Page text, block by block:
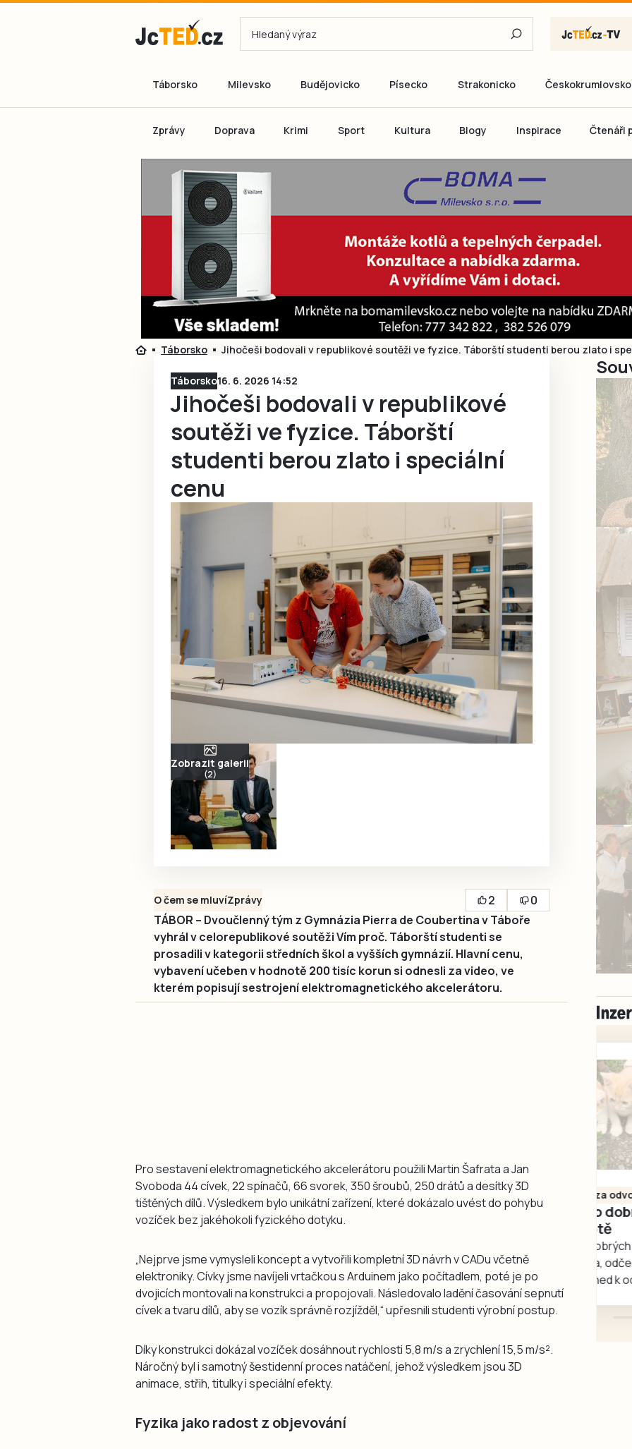
Ještě nemám
Táborsko Milevsko Budějovicko Písecko Strakonicko Českokrumlovsko
Zprávy Doprava Krimi Sport Kultura Blogy Inspirace Čtenáři
Táborsko Jihočeši bodovali v republikové soutěži ve fyzice. Táborští studenti berou zlato i
Táborsko16. 6. 2026 14:52
Jihočeši bodovali v republikové
soutěži ve fyzice. Táborští
studenti berou zlato i speciální
cenu
Zobrazit galerii
(2)
O čem se mluvíZprávy 2
0
TÁBOR – Dvoučlenný tým z Gymnázia Pierra de Coubertina v Táboře
vyhrál v celorepublikové soutěži Vím proč. Táborští studenti se
prosadili v kategorii středních škol a vyšších gymnázií. Hlavní cenu,
vybavení učeben v hodnotě 200 tisíc korun si odnesli za video, ve
kterém popisují sestrojení elektromagnetického akcelerátoru.
Pro sestavení elektromagnetického akcelerátoru použili Martin Šafrata a Jan
Svoboda 44 cívek, 22 spínačů, 66 svorek, 350 šroubů, 250 drátů a desítky 3D
tištěných dílů. Výsledkem bylo unikátní zařízení, které dokázalo uvést do pohybu
vozíček bez jakéhokoli fyzického dotyku.
„Nejprve jsme vymysleli koncept a vytvořili kompletní 3D návrh v CADu včetně
elektroniky. Cívky jsme navíjeli vrtačkou s Arduinem jako počítadlem, poté je po
dvojicích montovali na konstrukci a propojovali. Následovalo ladění časování sepnutí
cívek a tvaru dílů, aby se vozík správně rozjížděl,“ upřesnili studenti výrobní postup.
Díky konstrukci dokázal vozíček dosáhnout rychlosti 5,8 m/s a zrychlení 15,5 m/s².
Náročný byl i samotný šestidenní proces natáčení, jehož výsledkem jsou 3D
animace, střih, titulky i speciální efekty.
Fyzika jako radost z objevování
Milevsko
Zdarma / za odvoz
Daruji do dobrých
kotě-kočka, odčervené,
mazlivé, ihned k odběru.